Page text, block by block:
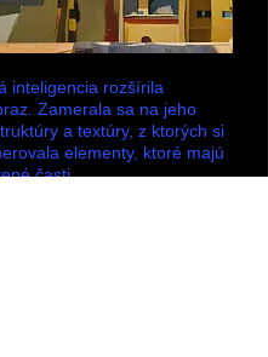
inteligencia rozšírila
Zamerala sa na jeho
a textúry, z ktorých si
elementy, ktoré majú
časti.